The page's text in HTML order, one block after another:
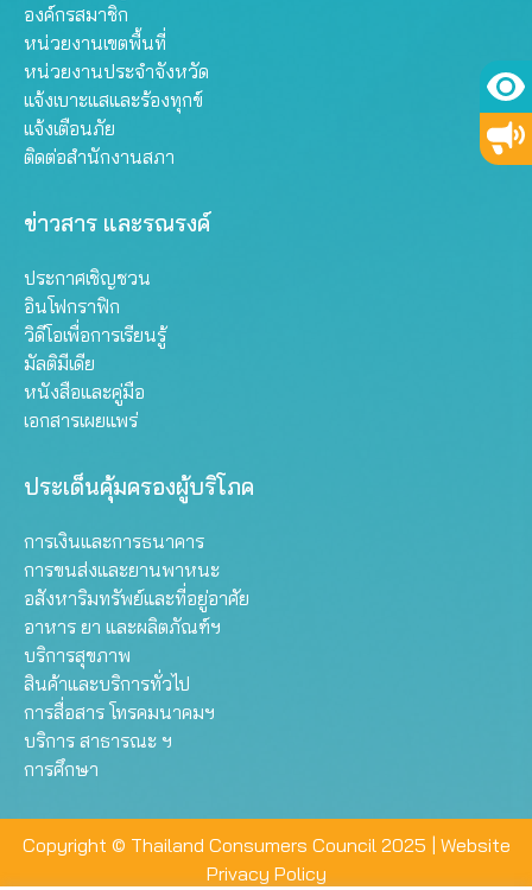
องค์กรสมาชิก
หน่วยงานเขตพื้นที่
หน่วยงานประจำจังหวัด
แจ้งเบาะแสและร้องทุกข์
แจ้งเตือนภัย
ติดต่อสำนักงานสภา
ข่าวสาร และรณรงค์
ประกาศเชิญชวน
อินโฟกราฟิก
วิดีโอเพื่อการเรียนรู้
มัลติมีเดีย
หนังสือและคู่มือ
เอกสารเผยแพร่
ประเด็นคุ้มครองผู้บริโภค
การเงินและการธนาคาร
การขนส่งและยานพาหนะ
อสังหาริมทรัพย์และที่อยู่อาศัย
อาหาร ยา และผลิตภัณฑ์ฯ
บริการสุขภาพ
สินค้าและบริการทั่วไป
การสื่อสาร โทรคมนาคมฯ
บริการ สาธารณะ ฯ
การศึกษา
Copyright © Thailand Consumers Council 2025 | Website
Privacy Policy